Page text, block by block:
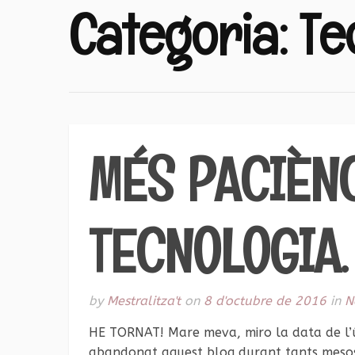
Categoria:
MÉS
TECNOLOGIA.
by Mestralitza'ton 8 d'octubre de 2016 in
HE TORNAT! Mare meva, miro la data de